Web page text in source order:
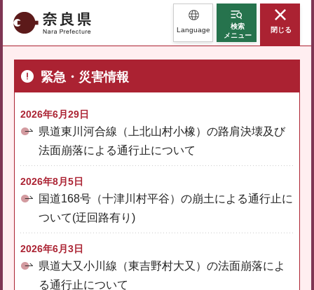
奈良県 Language
検索
メニュー
閉じる
緊急・災害情報
2026年6月29日
県道東川河合線（上北山村小橡）の路肩決壊及び
法面崩落による通行止について
2026年8月5日
国道168号（十津川村平谷）の崩土による通行止に
ついて(迂回路有り)
2026年6月3日
県道大又小川線（東吉野村大又）の法面崩落によ
る通行止について